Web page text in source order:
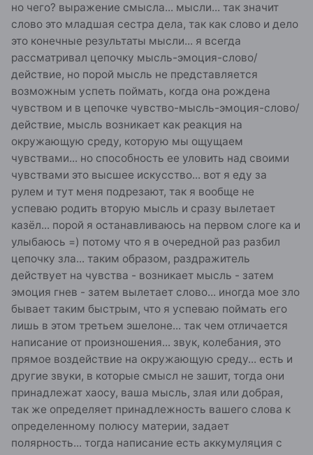
но чего? выражение смысла... мысли... так значит
слово это младшая сестра дела, так как слово и дело
это конечные результаты мысли... я всегда
рассматривал цепочку мысль-эмоция-слово/
действие, но порой мысль не представляется
возможным успеть поймать, когда она рождена
чувством и в цепочке чувство-мысль-эмоция-слово/
действие, мысль возникает как реакция на
окружающую среду, которую мы ощущаем
чувствами... но способность ее уловить над своими
чувствами это высшее искусство... вот я еду за
рулем и тут меня подрезают, так я вообще не
успеваю родить вторую мысль и сразу вылетает
казёл... порой я останавливаюсь на первом слоге ка и
улыбаюсь =) потому что я в очередной раз разбил
цепочку зла... таким образом, раздражитель
действует на чувства - возникает мысль - затем
эмоция гнев - затем вылетает слово... иногда мое зло
бывает таким быстрым, что я успеваю поймать его
лишь в этом третьем эшелоне... так чем отличается
написание от произношения... звук, колебания, это
прямое воздействие на окружающую среду... есть и
другие звуки, в которые смысл не зашит, тогда они
принадлежат хаосу, ваша мысль, злая или добрая,
так же определяет принадлежность вашего слова к
определенному полюсу материи, задает
полярность... тогда написание есть аккумуляция с